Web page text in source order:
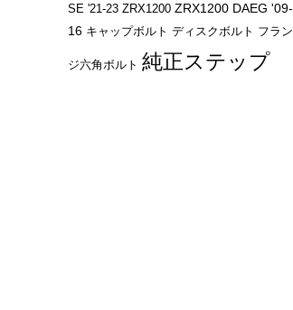
SE '21-23 ZRX1200 ZRX1200 DAEG '09-
16 キャップボルト ディスクボルト フラン
ジ六角ボルト 純正ステップ